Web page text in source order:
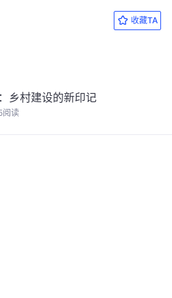
收藏TA
乡村建设的新印记
阅读